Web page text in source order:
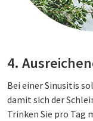
4.
Bei einer Sinusitis
damit sich der
Trinken Sie pro Tag